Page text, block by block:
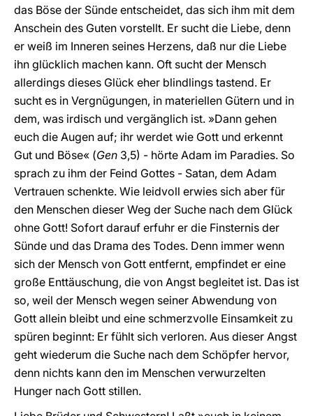
das Böse der Sünde entscheidet, das sich ihm mit dem
Anschein des Guten vorstellt. Er sucht die Liebe, denn
er weiß im Inneren seines Herzens, daß nur die Liebe
ihn glücklich machen kann. Oft sucht der Mensch
allerdings dieses Glück eher blindlings tastend. Er
sucht es in Vergnügungen, in materiellen Gütern und in
dem, was irdisch und vergänglich ist. »Dann gehen
euch die Augen auf; ihr werdet wie Gott und erkennt
Gut und Böse« (Gen 3,5) - hörte Adam im Paradies. So
sprach zu ihm der Feind Gottes - Satan, dem Adam
Vertrauen schenkte. Wie leidvoll erwies sich aber für
den Menschen dieser Weg der Suche nach dem Glück
ohne Gott! Sofort darauf erfuhr er die Finsternis der
Sünde und das Drama des Todes. Denn immer wenn
sich der Mensch von Gott entfernt, empfindet er eine
große Enttäuschung, die von Angst begleitet ist. Das ist
so, weil der Mensch wegen seiner Abwendung von
Gott allein bleibt und eine schmerzvolle Einsamkeit zu
spüren beginnt: Er fühlt sich verloren. Aus dieser Angst
geht wiederum die Suche nach dem Schöpfer hervor,
denn nichts kann den im Menschen verwurzelten
Hunger nach Gott stillen.